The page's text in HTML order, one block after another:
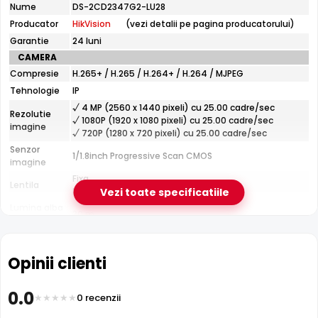
Infrarosu Inteligent (Smart IR)
HikVision DS-2CD2347G2-LU28 este dotata cu functia
Infrarosu Inteligent(Smart IR), ce regleaza automat
intensitatea iluminatorului in infrarosu in functie de
Microfon Incorporat
HikVision DS-2CD2347G2-LU28 dispune de
incorporat
HikVision
DS-
2CD2347G2-
LU28
Nume
DS-2CD2347G2-LU28
Producator
HikVision
(vezi detalii pe pagina producatorului)
Garantie
24 luni
CAMERA
Compresie
H.265+ / H.265 / H.264+ / H.264 / MJPEG
Tehnologie
IP
Rezolutie
imagine
√ 4 MP (2560 x 1440 pixeli) cu 25.00 cadre/sec
√ 1080P (1920 x 1080 pixeli) cu 25.00 cadre/sec
√ 720P (1280 x 720 pixeli) cu 25.00 cadre/sec
Senzor
imagine
1/1.8inch Progressive Scan CMOS
Lentila
Fixa
Distanta focala: 2.8 mm(112.0°)
30 m
Protectie
Exterior
Carcasa
Metal
Vezi toate specificatiile
Opinii clienti
0.0 0 recenzii